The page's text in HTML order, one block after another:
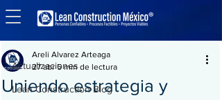
Entrada
Actualizaciones
Lean Construction Blog
Uniendo estrategia y
Areli Alvarez Arteaga
27 abr 5 min de lectura